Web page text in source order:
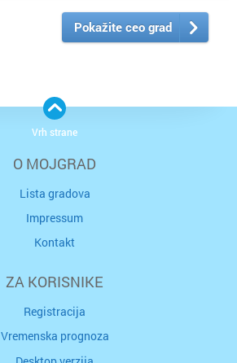
Pokažite ceo grad
O MOJGRAD
Lista gradova
Impressum
Kontakt
ZA KORISNIKE
Registracija
Vremenska prognoza
Vrh strane